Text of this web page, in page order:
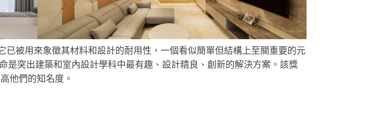
被用來象徵其材料和設計的耐用性，一個看似簡單但結構上至關重要的元
是突出建築和室內設計學科中最有趣、設計精良、創新的解決方案。該獎
他們的知名度。